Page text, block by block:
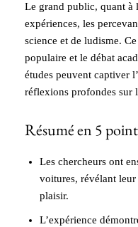
Le grand public, quant à
expériences, les
science et de ludisme.
populaire et le débat
études peuvent captiver
réflexions profondes sur
Résumé en 5
Les chercheurs ont
voitures, révélant leur
plaisir.
L’expérience